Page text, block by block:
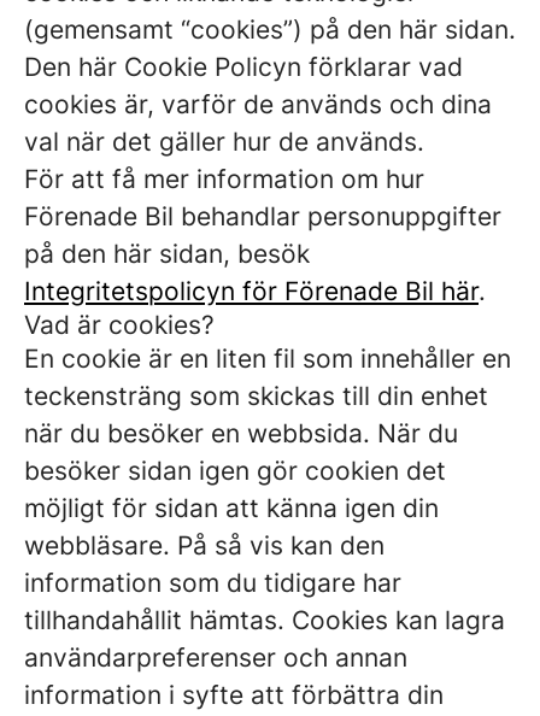
(gemensamt “cookies”) på den här sidan.
Den här Cookie Policyn förklarar vad
cookies är, varför de används och dina
val när det gäller hur de används.
För att få mer information om hur
Förenade Bil behandlar personuppgifter
på den här sidan, besök
Integritetspolicyn för Förenade Bil här.
Vad är cookies?
En cookie är en liten fil som innehåller en
teckensträng som skickas till din enhet
när du besöker en webbsida. När du
besöker sidan igen gör cookien det
möjligt för sidan att känna igen din
webbläsare. På så vis kan den
information som du tidigare har
tillhandahållit hämtas. Cookies kan lagra
användarpreferenser och annan
information i syfte att förbättra din